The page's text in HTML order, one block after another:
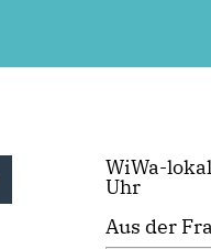
WiWa-
Uhr
Aus der